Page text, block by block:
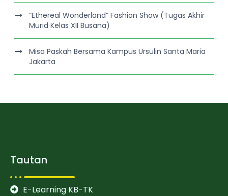
“Ethereal Wonderland” Fashion Show (Tugas Akhir
Murid Kelas XII Busana)
Misa Paskah Bersama Kampus Ursulin Santa Maria
Jakarta
Tautan
E-Learning KB-TK